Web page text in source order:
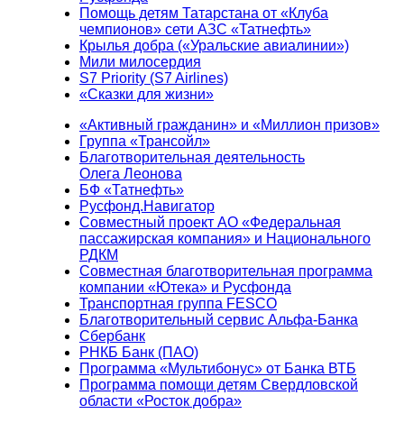
Помощь детям Татарстана от «Клуба
чемпионов» сети АЗС «Татнефть»
Крылья добра («Уральские авиалинии»)
Мили милосердия
S7 Priority (S7 Airlines)
«Сказки для жизни»
«Активный гражданин» и «Миллион призов»
Группа «Трансойл»
Благотворительная деятельность
Олега Леонова
БФ «Татнефть»
Русфонд.Навигатор
Совместный проект АО «Федеральная
пассажирская компания» и Национального
РДКМ
Совместная благотворительная программа
компании «Ютека» и Русфонда
Транспортная группа FESCO
Благотворительный сервис Альфа-Банка
Сбербанк
РНКБ Банк (ПАО)
Программа «Мультибонус» от Банка ВТБ
Программа помощи детям Свердловской
области «Росток добра»